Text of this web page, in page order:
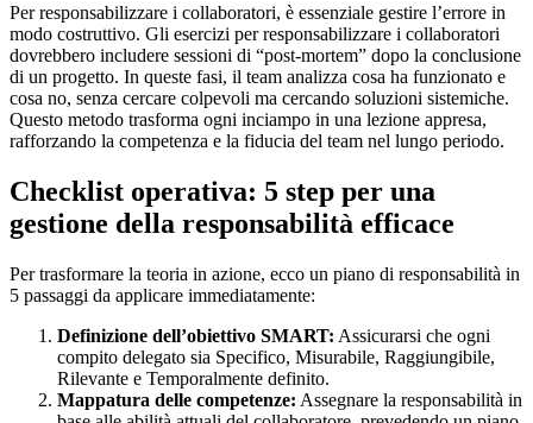
Per responsabilizzare i collaboratori, è essenziale gestire l’errore in
modo costruttivo. Gli esercizi per responsabilizzare i collaboratori
dovrebbero includere sessioni di “post-mortem” dopo la conclusione
di un progetto. In queste fasi, il team analizza cosa ha funzionato e
cosa no, senza cercare colpevoli ma cercando soluzioni sistemiche.
Questo metodo trasforma ogni inciampo in una lezione appresa,
rafforzando la competenza e la fiducia del team nel lungo periodo.
Checklist operativa: 5 step per una
gestione della responsabilità efficace
Per trasformare la teoria in azione, ecco un piano di responsabilità in
5 passaggi da applicare immediatamente:
Definizione dell’obiettivo SMART: Assicurarsi che ogni
compito delegato sia Specifico, Misurabile, Raggiungibile,
Rilevante e Temporalmente definito.
Mappatura delle competenze: Assegnare la responsabilità in